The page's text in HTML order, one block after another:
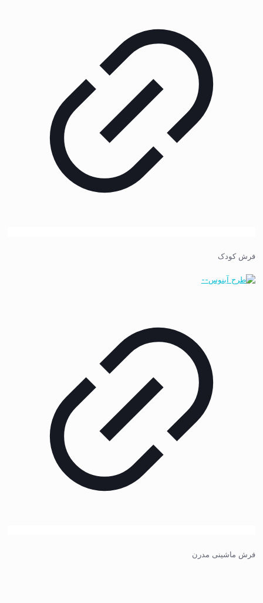
فرش کودک
فرش ماشینی مدرن